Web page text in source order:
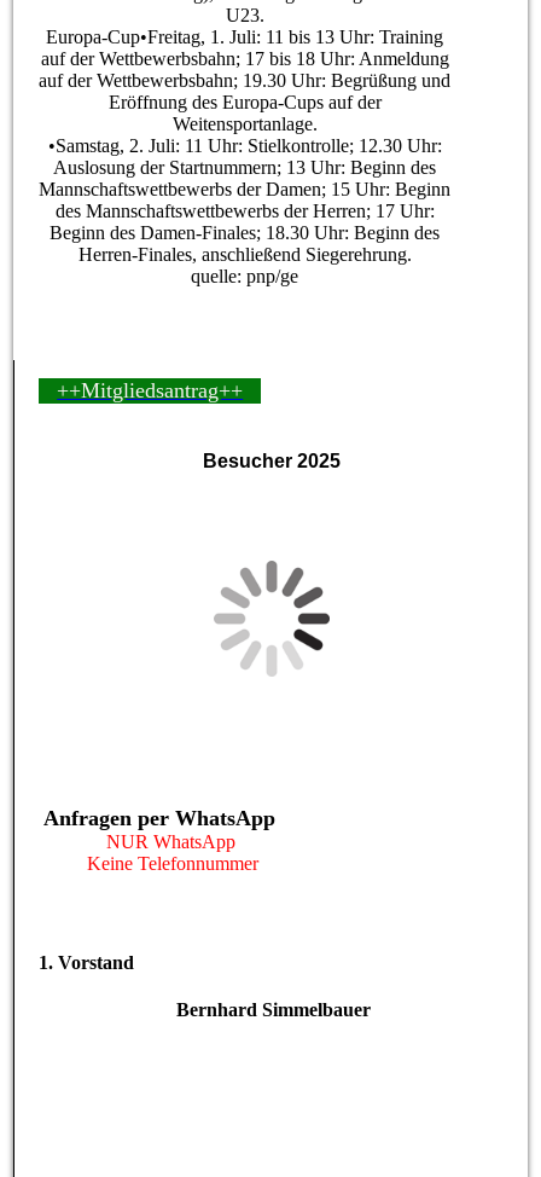
U23.
Europa-Cup•Freitag, 1. Juli: 11 bis 13 Uhr: Training
auf der Wettbewerbsbahn; 17 bis 18 Uhr: Anmeldung
auf der Wettbewerbsbahn; 19.30 Uhr: Begrüßung und
Eröffnung des Europa-Cups auf der
Weitensportanlage.
•Samstag, 2. Juli: 11 Uhr: Stielkontrolle; 12.30 Uhr:
Auslosung der Startnummern; 13 Uhr: Beginn des
Mannschaftswettbewerbs der Damen; 15 Uhr: Beginn
des Mannschaftswettbewerbs der Herren; 17 Uhr:
Beginn des Damen-Finales; 18.30 Uhr: Beginn des
Herren-Finales, anschließend Siegerehrung.
quelle: pnp/ge
++Mitgliedsantrag++
Besucher 2025
Anfragen per WhatsApp
NUR WhatsApp
Keine Telefonnummer
1. Vorstand
Bernhard Simmelbauer